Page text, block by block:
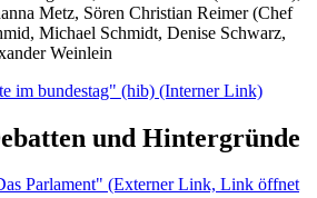
Metz, Sören Christian Reimer (Chef
Michael Schmidt, Denise Schwarz,
Weinlein
im bundestag" (hib) (Interner Link)
und Hintergründe
Parlament" (Externer Link, Link öffnet